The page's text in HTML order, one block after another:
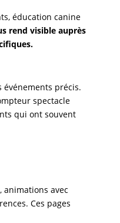
éducation canine
rend visible auprès
événements précis.
spectacle
qui ont souvent
animations avec
Ces pages